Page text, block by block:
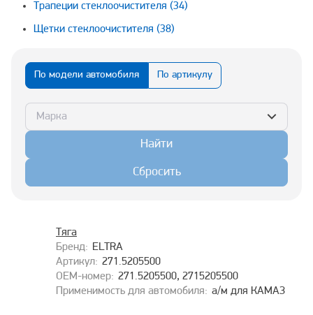
Трапеции стеклоочистителя (34)
Щетки стеклоочистителя (38)
По модели автомобиля По артикулу
Марка
Найти
Сбросить
ELTRA
271.5205500
271.5205500, 2715205500
Тяга
а/м для КАМАЗ